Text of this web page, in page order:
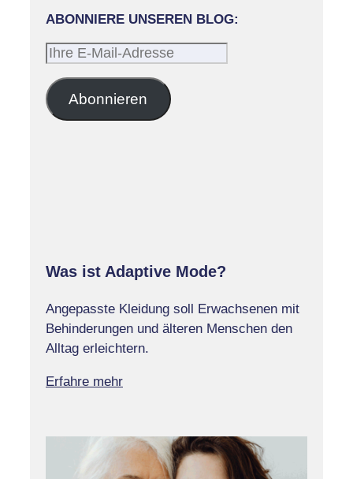
ABONNIERE UNSEREN BLOG:
Ihre
Mail-
Adresse
Abonnieren
Was ist Adaptive Mode?
Angepasste Kleidung soll Erwachsenen mit
Behinderungen und älteren Menschen den
Alltag erleichtern.
Erfahre mehr